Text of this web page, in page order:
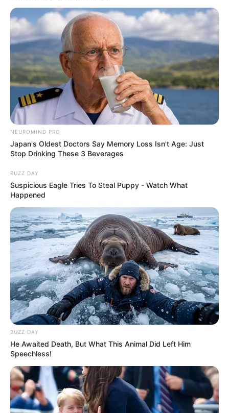
NEUROMIND PRO
Japan's Oldest Doctors Say Memory Loss Isn't Age: Just
Stop Drinking These 3 Beverages
BUZZ DAY
Suspicious Eagle Tries To Steal Puppy - Watch What
Happened
BUZZ DAY
He Awaited Death, But What This Animal Did Left Him
Speechless!